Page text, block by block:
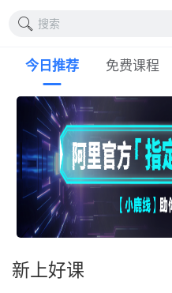
搜索
今日推荐 免费课程
新上好课